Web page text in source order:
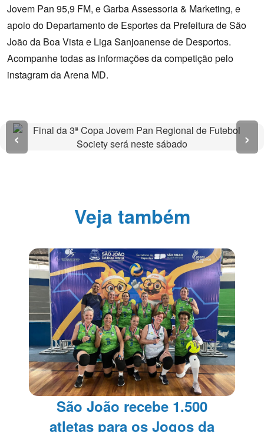
Jovem Pan 95,9 FM, e Garba Assessoria & Marketing, e
apoio do Departamento de Esportes da Prefeitura de São
João da Boa Vista e Liga Sanjoanense de Desportos.
Acompanhe todas as informações da competição pelo
instagram da Arena MD.
‹ ›
Veja também
São João recebe 1.500
atletas para os Jogos da